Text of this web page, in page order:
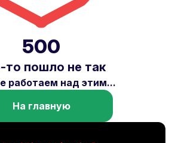
500
то пошло не так
работаем над этим...
На главную